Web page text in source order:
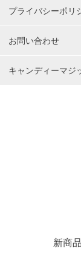
プライバシーポリ
お問い合わせ
キャンディーマジ
新商